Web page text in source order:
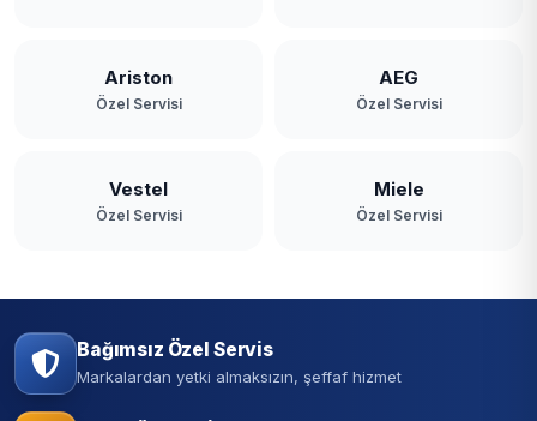
Ariston
Özel Servisi
AEG
Özel Servisi
Vestel
Özel Servisi
Miele
Özel Servisi
Bağımsız Özel Servis
Markalardan yetki almaksızın, şeffaf hizmet